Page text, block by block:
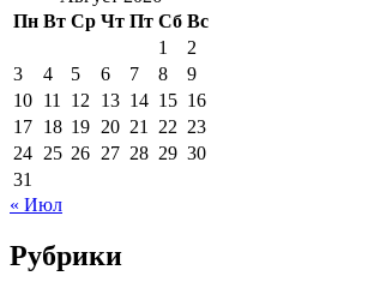
Пн Вт Ср Чт Пт Сб Вс
1
2
3
4 5 6 7 8
9
10 11 12 13 14 15 16
17 18 19 20 21 22 23
24 25 26 27 28 29 30
31
« Июл
Рубрики